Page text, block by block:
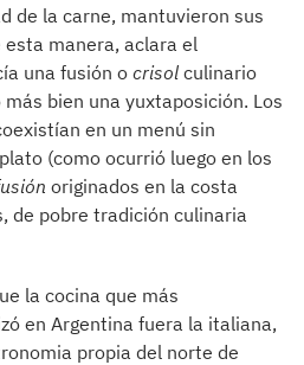
de la carne, mantuvieron sus
manera, aclara el
una fusión o crisol culinario
bien una yuxtaposición. Los
en un menú sin
(como ocurrió luego en los
originados en la costa
de pobre tradición culinaria
la cocina que más
en Argentina fuera la italiana,
propia del norte de